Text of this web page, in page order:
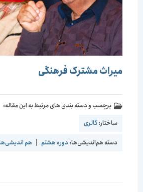
میراث مشترک فرهنگی
برچسب و دسته بندی های مرتبط به این مقاله:
ساختار:گالری
دسته هم‌اندیشی‌ها:دوره هشتم | هم اندیشی‌ها